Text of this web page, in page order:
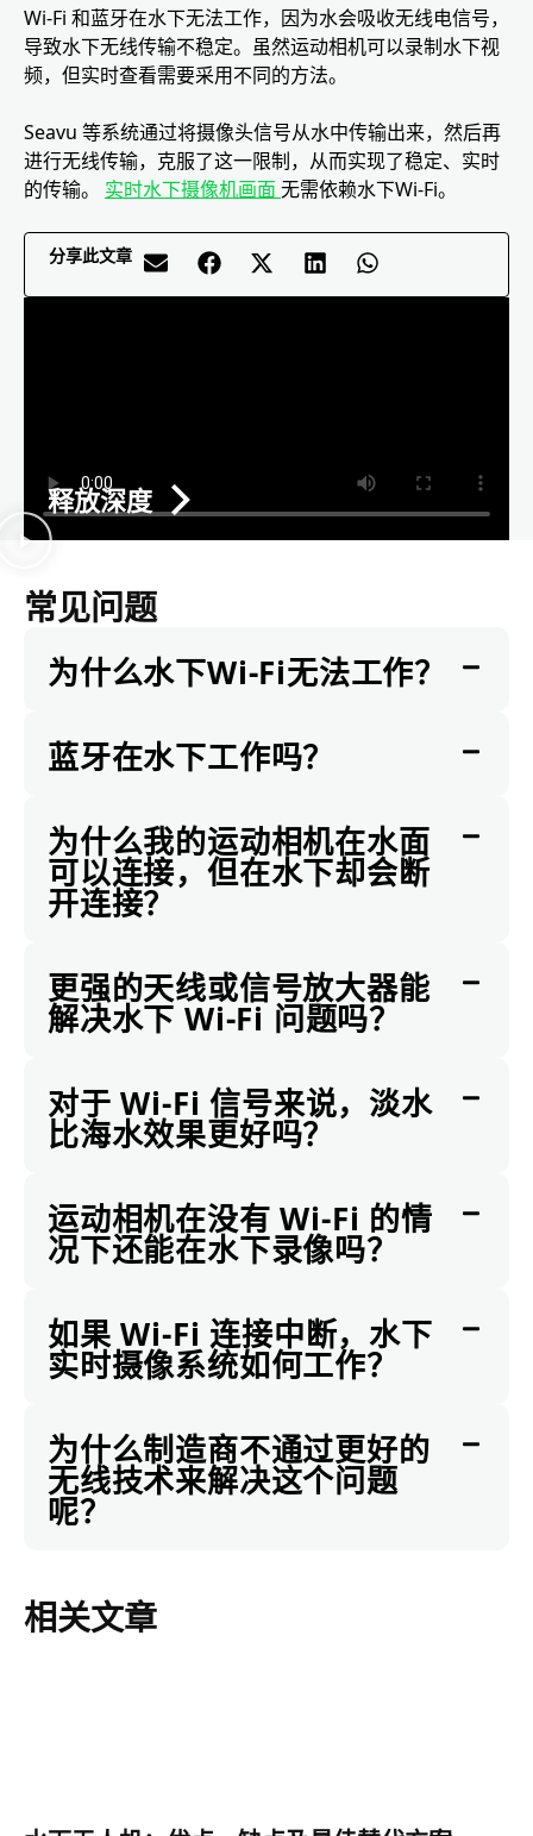
Wi-Fi 和蓝牙在水下无法工作，因为水会吸收无线电信号，
导致水下无线传输不稳定。虽然运动相机可以录制水下视
频，但实时查看需要采用不同的方法。
Seavu 等系统通过将摄像头信号从水中传输出来，然后再
进行无线传输，克服了这一限制，从而实现了稳定、实时
的传输。 实时水下摄像机画面无需依赖水下Wi-Fi。
分享此文章
释放深度
常见问题
为什么水下Wi-Fi无法工作？
蓝牙在水下工作吗？
为什么我的运动相机在水面
可以连接，但在水下却会断
开连接？
更强的天线或信号放大器能
解决水下 Wi-Fi 问题吗？
对于 Wi-Fi 信号来说，淡水
比海水效果更好吗？
运动相机在没有 Wi-Fi 的情
况下还能在水下录像吗？
如果 Wi-Fi 连接中断，水下
实时摄像系统如何工作？
为什么制造商不通过更好的
无线技术来解决这个问题
呢？
相关文章